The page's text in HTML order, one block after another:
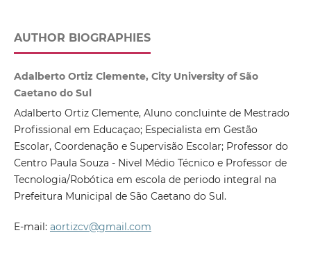
AUTHOR BIOGRAPHIES
Adalberto Ortiz Clemente, City University of São
Caetano do Sul
Adalberto Ortiz Clemente, Aluno concluinte de Mestrado
Profissional em Educaçao; Especialista em Gestão
Escolar, Coordenação e Supervisão Escolar; Professor do
Centro Paula Souza - Nivel Médio Técnico e Professor de
Tecnologia/Robótica em escola de periodo integral na
Prefeitura Municipal de São Caetano do Sul.
E-mail: aortizcv@gmail.com